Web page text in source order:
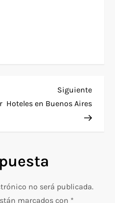
Siguiente
Hoteles en Buenos Aires
no será publicada.
marcados con *